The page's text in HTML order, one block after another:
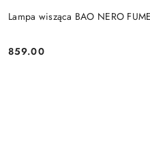
Lampa wisząca BAO NERO
Cena:
859.00